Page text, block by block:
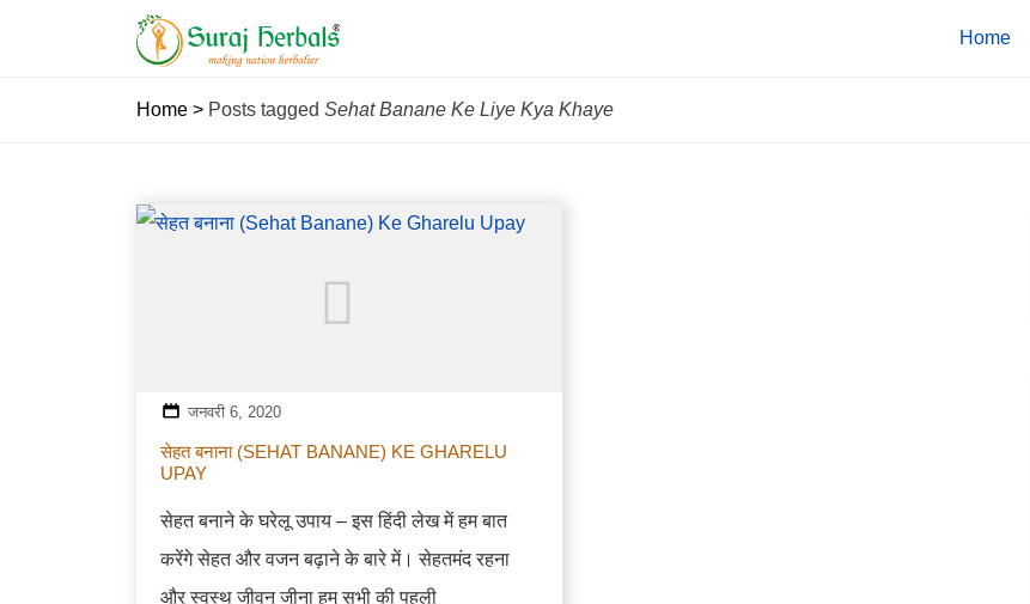
Home
Home > Posts tagged Sehat Banane Ke Liye Kya Khaye
जनवरी 6, 2020
सेहत बनाना (SEHAT BANANE) KE GHARELU
UPAY
सेहत बनाने के घरेलू उपाय – इस हिंदी लेख में हम बात
करेंगे सेहत और वजन बढ़ाने के बारे में। सेहतमंद रहना
और स्वस्थ जीवन जीना हम सभी की पहली